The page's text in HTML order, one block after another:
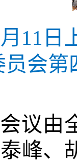
11日
员会第
会议由
峰、